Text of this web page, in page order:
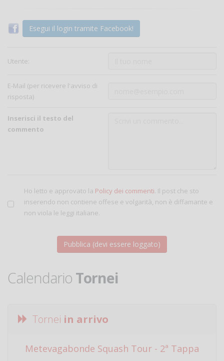
Esegui il login tramite Facebook!
Utente:
E-Mail (per ricevere l'avviso di
risposta)
Inserisci il testo del
commento
Ho letto e approvato la Policy dei commenti. Il post che sto
inserendo non contiene offese e volgarità, non è diffamante e
non viola le leggi italiane.
Calendario Tornei
Tornei in arrivo
Metevagabonde Squash Tour - 2ª Tappa